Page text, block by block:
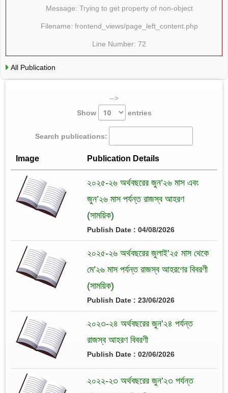
Message: Trying to get property of non-object
Filename: frontend_views/page_left_content.php
Line Number: 72
All Publication
-->
Show
entries
Search publications:
Image Publication Details
২০২৫-২৬ অর্থবছরের জুন’২৬ মাস এবং
জুন’২৬ মাস পর্যন্ত রাজস্ব আহরণ
(সাময়িক)
Publish Date : 04/08/2026
২০২৫-২৬ অর্থবছরের জুলাই’২৫ মাস থেকে
মে’২৬ মাস পর্যন্ত রাজস্ব আহরণের বিবরণী
(সাময়িক)
Publish Date : 23/06/2026
২০২৩-২৪ অর্থবছরের জুন’২৪ পর্যন্ত
রাজস্ব আহরণ বিবরণী
Publish Date : 02/06/2026
২০২২-২৩ অর্থবছরের জুন’২৩ পর্যন্ত